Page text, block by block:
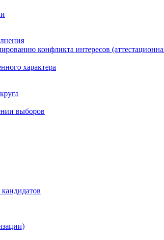
конфликта интересов
характера
выборов